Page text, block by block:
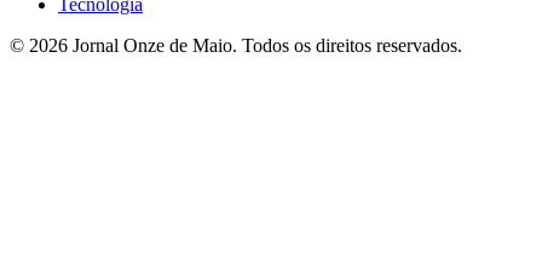
© 2026 Jornal Onze de Maio. Todos os direitos reservados.